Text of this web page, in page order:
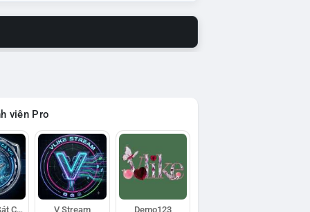
viên Pro
Đội Trinh Sát Cá Voi V Stream Demo123